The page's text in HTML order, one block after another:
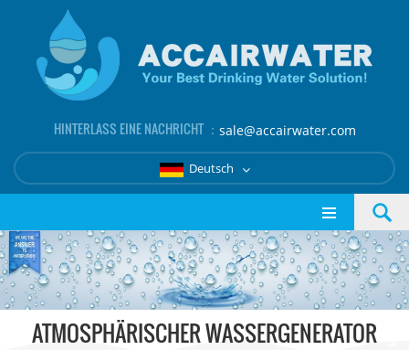
HINTERLASS EINE NACHRICHT ： sale@accairwater.com
Deutsch
ATMOSPHÄRISCHER WASSERGENERATOR